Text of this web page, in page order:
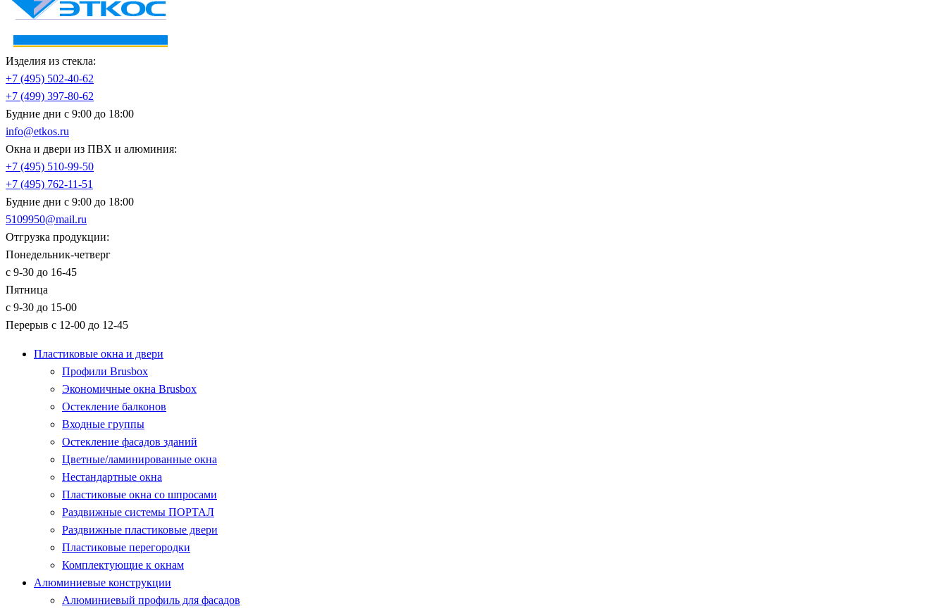
Изделия из стекла:
+7 (495) 502-40-62
+7 (499) 397-80-62
Будние дни с 9:00 до 18:00
info@etkos.ru
Окна и двери из ПВХ и алюминия:
+7 (495) 510-99-50
+7 (495) 762-11-51
Будние дни с 9:00 до 18:00
5109950@mail.ru
Отгрузка продукции:
Понедельник-четверг
с 9-30 до 16-45
Пятница
с 9-30 до 15-00
Перерыв с 12-00 до 12-45
Пластиковые окна и двери
Профили Brusbox
Экономичные окна Brusbox
Остекление балконов
Входные группы
Остекление фасадов зданий
Цветные/ламинированные окна
Нестандартные окна
Пластиковые окна со шпросами
Раздвижные системы ПОРТАЛ
Раздвижные пластиковые двери
Пластиковые перегородки
Комплектующие к окнам
Алюминиевые конструкции
Алюминиевый профиль для фасадов